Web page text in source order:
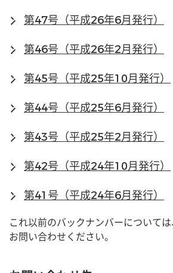
第47号（平成26年6月発行）
第46号（平成26年2月発行）
第45号（平成25年10月発行）
第44号（平成25年6月発行）
第43号（平成25年2月発行）
第42号（平成24年10月発行）
第41号（平成24年6月発行）
これ以前のバックナンバーについて
お問い合わせください。